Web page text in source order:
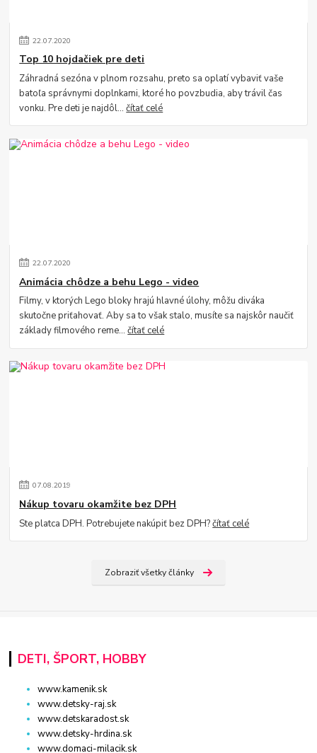
22.07.2020
Top 10 hojdačiek pre deti
Záhradná sezóna v plnom rozsahu, preto sa oplatí vybaviť vaše
batoľa správnymi doplnkami, ktoré ho povzbudia, aby trávil čas
vonku. Pre deti je najdôl...čítať celé
22.07.2020
Animácia chôdze a behu Lego - video
Filmy, v ktorých Lego bloky hrajú hlavné úlohy, môžu diváka
skutočne priťahovať. Aby sa to však stalo, musíte sa najskôr naučiť
základy filmového reme...čítať celé
07.08.2019
Nákup tovaru okamžite bez DPH
Ste platca DPH. Potrebujete nakúpiť bez DPH?čítať celé
Zobraziť všetky články
DETI, ŠPORT, HOBBY
www.kamenik.sk
www.detsky-raj.sk
www.detskaradost.sk
www.detsky-hrdina.sk
www.domaci-milacik.sk